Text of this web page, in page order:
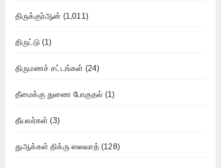
திருக்குர்ஆன் (1,011)
திருட்டு (1)
திருமணச் சட்டங்கள் (24)
தீமைக்கு துணை போகுதல் (1)
தீயவர்கள் (3)
துஆக்கள் திக்ரு ஸலவாத்(128)